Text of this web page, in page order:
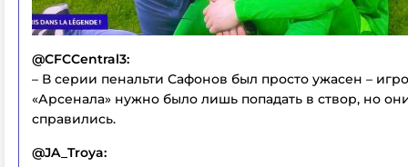
@CFCCentral3:
– В серии пенальти Сафонов был просто ужасен –
«Арсенала» нужно было лишь попадать в створ, но
справились.
@JA_Troya: